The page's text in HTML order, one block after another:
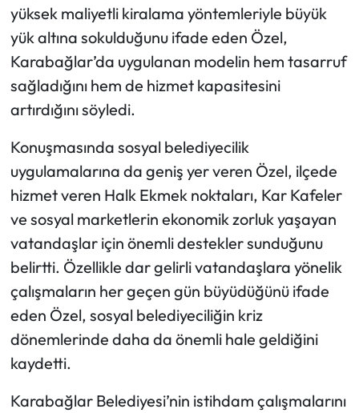
yüksek maliyetli kiralama yöntemleriyle büyük
yük altına sokulduğunu ifade eden Özel,
Karabağlar’da uygulanan modelin hem tasarruf
sağladığını hem de hizmet kapasitesini
artırdığını söyledi.
Konuşmasında sosyal belediyecilik
uygulamalarına da geniş yer veren Özel, ilçede
hizmet veren Halk Ekmek noktaları, Kar Kafeler
ve sosyal marketlerin ekonomik zorluk yaşayan
vatandaşlar için önemli destekler sunduğunu
belirtti. Özellikle dar gelirli vatandaşlara yönelik
çalışmaların her geçen gün büyüdüğünü ifade
eden Özel, sosyal belediyeciliğin kriz
dönemlerinde daha da önemli hale geldiğini
kaydetti.
Karabağlar Belediyesi’nin istihdam çalışmalarını